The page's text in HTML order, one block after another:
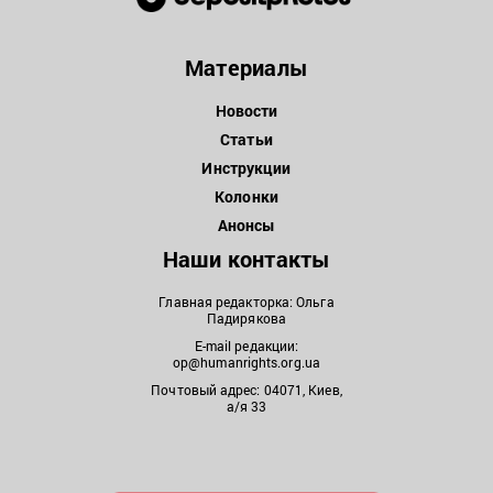
Материалы
Новости
Статьи
Инструкции
Колонки
Анонсы
Наши контакты
Главная редакторка: Ольга
Падирякова
E-mail редакции:
op@humanrights.org.ua
Почтовый адрес: 04071, Киев,
а/я 33